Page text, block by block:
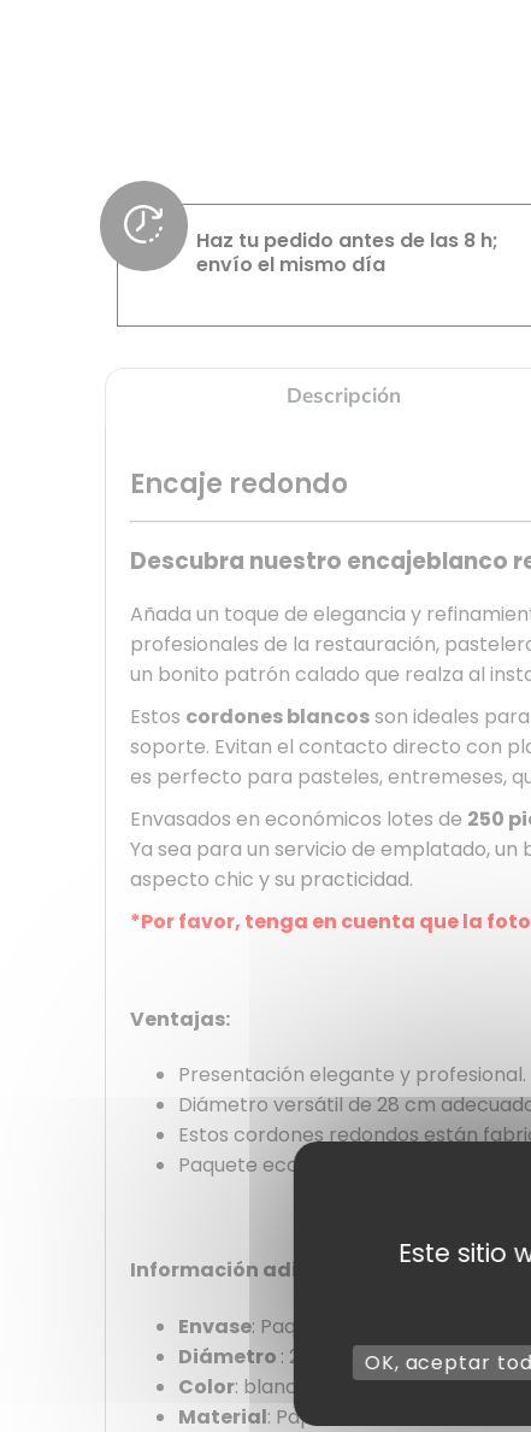
Haz tu pedido antes de las 8 h;
envío el mismo día
Descripción
Encaje redondo
Descubra nuestro encajeblanco
Añada un toque de elegancia y
profesionales de la restauración,
un bonito patrón calado que realza al
Estos cordones blancosson ideales
soporte. Evitan el contacto directo con
es perfecto para pasteles, entremeses,
Envasados en económicos lotes de 250
Ya sea para un servicio de emplatado,
aspecto chic y su practicidad.
*Por favor, tenga en cuenta que la
Ventajas:
Presentación elegante y profesional.
Diámetro versátil de 28 cm
Estos cordones redondos están
Paquete económico de 250 piezas,
Información adicional :
Envase: Paquete de 250
Diámetro : 28 cm
Color: blanco
Material: Papel
Este sitio
OK, aceptar